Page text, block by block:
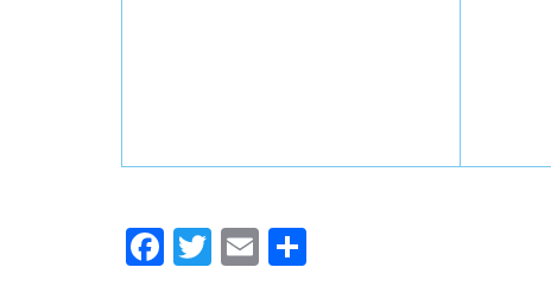
Facebook
Twitter
Email